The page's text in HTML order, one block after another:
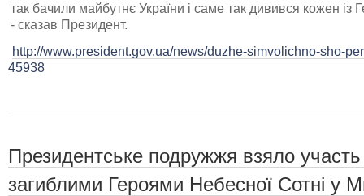
так бачили майбутнє України і саме так дивився кожен із
- сказав Президент.
http://www.president.gov.ua/news/duzhe-simvolichno-sho-
45938
Президентське подружжя взяло участь
загиблими Героями Небесної Сотні у